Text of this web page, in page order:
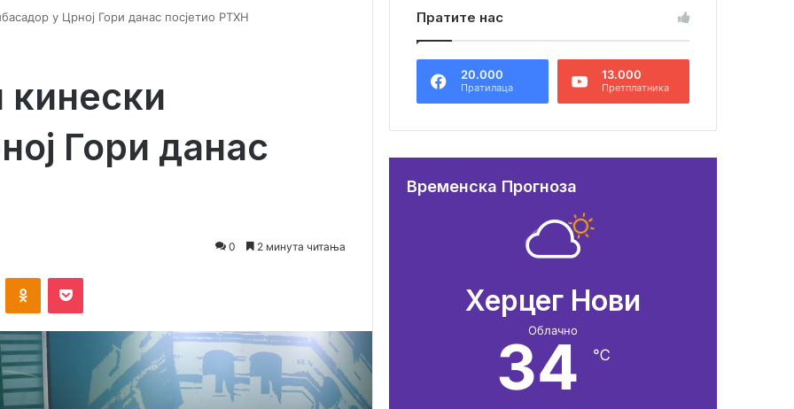
у Црној Гори данас посјетио РТХН
Гори данас
0 2 минута читања
Пратите нас
20.000
Пратилаца
13.000
Претплатника
Временска Прогноза
Херцег Нови
Облачно
34 ℃